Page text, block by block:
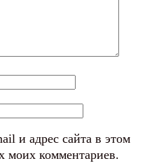
и адрес сайта в этом
моих комментариев.